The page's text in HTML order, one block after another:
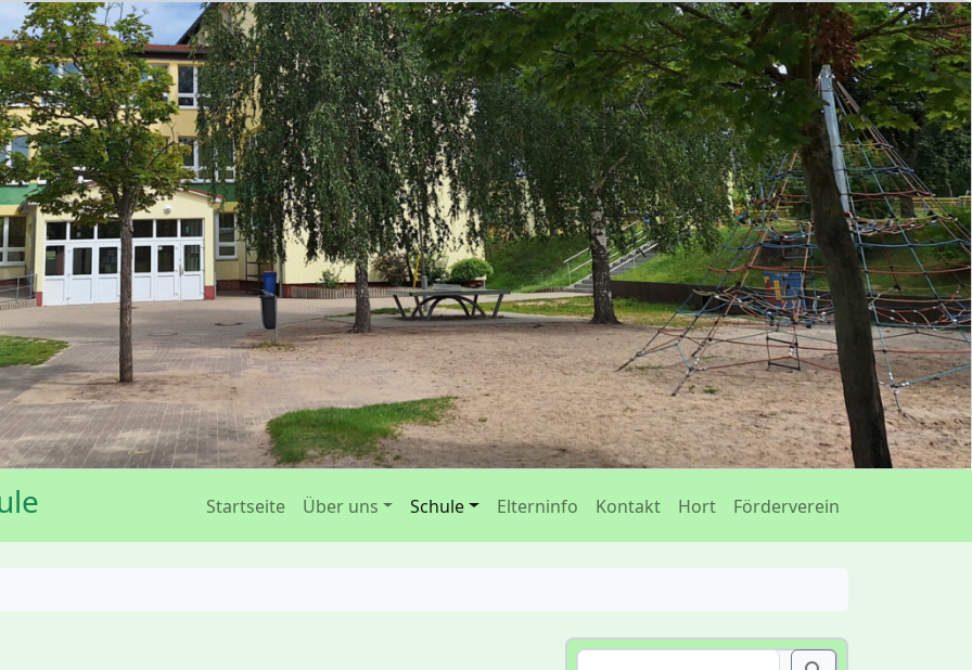
Startseite Über uns Schule Elterninfo Kontakt Hort Förderverein
S